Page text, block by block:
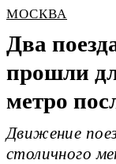
МОСКВА
Два
прошли
метро
Движение
столичного